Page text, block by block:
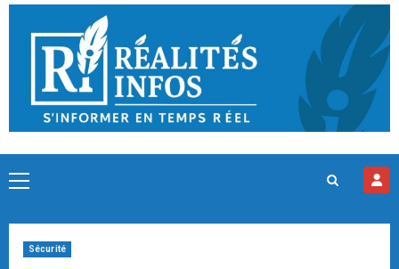
Skip
content
Primary
Sécurité